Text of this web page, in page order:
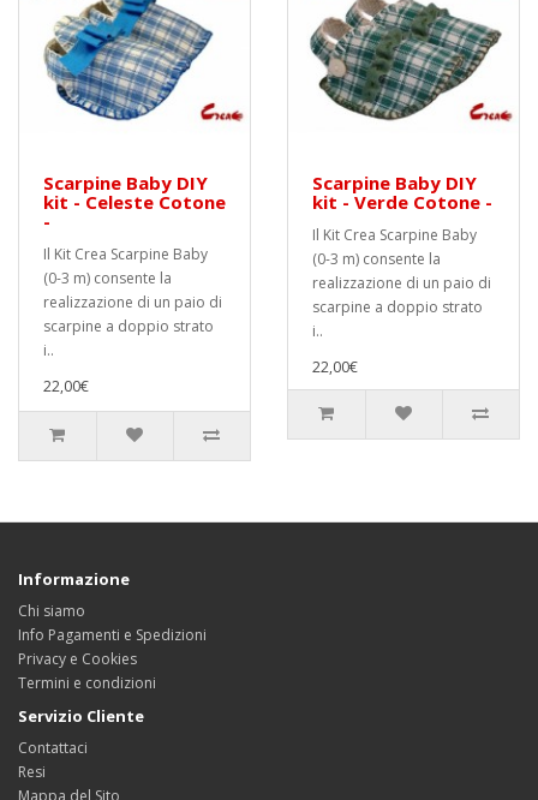
Scarpine Baby DIY
kit - Celeste Cotone
-
Il Kit Crea Scarpine Baby
(0-3 m) consente la
realizzazione di un paio di
scarpine a doppio strato
i..
22,00€
Scarpine Baby DIY
kit - Verde Cotone -
Il Kit Crea Scarpine Baby
(0-3 m) consente la
realizzazione di un paio di
scarpine a doppio strato
i..
22,00€
Informazione
Chi siamo
Info Pagamenti e Spedizioni
Privacy e Cookies
Termini e condizioni
Servizio Cliente
Contattaci
Resi
Mappa del Sito